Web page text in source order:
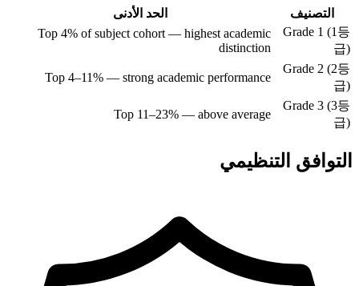
التصنيف
الحد الأدنى
Grade 1 (1등
급)
Top 4% of subject cohort — highest academic
distinction
Grade 2 (2등
급)
Top 4–11% — strong academic performance
Grade 3 (3등
급)
Top 11–23% — above average
التوافق التنظيمي